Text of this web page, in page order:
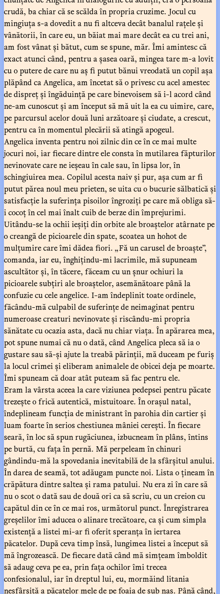
crudă, ba chiar că se scălda în propria cruzime. Jocul cu
mingiuța s-a dovedit a nu fi altceva decât banalul rațele și
vânătorii, în care eu, un băiat mai mare decât ea cu trei ani,
am fost vânat și bătut, cum se spune, măr. Îmi amintesc că
exact atunci când, pentru a șasea oară, mingea tare m-a lovit
cu o putere de care nu aș fi putut bănui vreodată un copil așa
plăpând ca Angelica, am încetat să o privesc cu acel amestec
de dispreț și îngăduință pe care binevoisem să i-l acord când
ne-am cunoscut și am început să mă uit la ea cu uimire, care,
pe parcursul acelor două luni arzătoare și ciudate, a crescut,
pentru ca în momentul plecării să atingă apogeul.
Angelica inventa pentru noi zilnic din ce în ce mai multe
jocuri noi, iar fiecare dintre ele consta în mutilarea făpturilor
nevinovate care ne ieșeau în cale sau, în lipsa lor, în
schingiuirea mea. Copilul acesta naiv și pur, așa cum ar fi
putut părea noul meu prieten, se uita cu o bucurie sălbatică și
satisfacție la suferința pisoilor îngroziți pe care mă obliga să-
i cocoț în cel mai înalt cuib de berze din împrejurimi.
Uitându-se la ochii ieșiți din orbite ale broaștelor atârnate pe
o creangă de picioarele din spate, scoatea un hohot de
mulțumire care îmi dădea fiori. „Fă un carusel de broaște”,
comanda, iar eu, înghițindu-mi lacrimile, mă supuneam
ascultător și, în tăcere, făceam cu un șnur ochiuri la
picioarele subțiri ale broaștelor, asemănătoare până la
confuzie cu cele angelice. I-am îndeplinit toate ordinele,
făcându-mă culpabil de suferințe de neimaginat pentru
numeroase creaturi nevinovate și riscându-mi propria
sănătate cu ocazia asta, dacă nu chiar viața. În apărarea mea,
pot spune numai că nu o dată, când Angelica pleca să ia o
gustare sau să-și ajute la treabă părinții, mă duceam pe furiș
la locul crimei și eliberam animalele de obicei deja pe moarte.
Îmi spuneam că doar atât puteam să fac pentru ele.
Eram la vârsta aceea la care viziunea pedepsei pentru păcate
trezește o frică autentică, mistuitoare. În orașul natal,
îndeplineam funcția de ministrant în parohia din cartier și
luam foarte în serios chestiunea mâniei cerești. În fiecare
seară, în loc să spun rugăciunea, izbucneam în plâns, întins
pe burtă, cu fața în pernă. Mă perpeleam în chinuri
gândindu-mă la spovedania inevitabilă de la sfârșitul anului.
În darea de seamă, tot adăugam puncte noi. Lista o țineam în
crăpătura dintre saltea și rama patului. Nu era zi în care să
nu o scot o dată sau de două ori ca să scriu, cu un creion cu
capătul din ce în ce mai ros, următorul punct. Înregistrarea
greșelilor îmi aducea o alinare trecătoare, ca și cum simpla
existență a listei mi-ar fi oferit speranța în iertarea
păcatelor. După ceva timp însă, lungimea listei a început să
mă îngrozească. De fiecare dată când mă simțeam îmboldit
să adaug ceva pe ea, prin fața ochilor îmi trecea
confesionalul, iar în dreptul lui, eu, mormăind litania
nesfârșită a păcatelor mele de pe foaia de sub nas. Până când,